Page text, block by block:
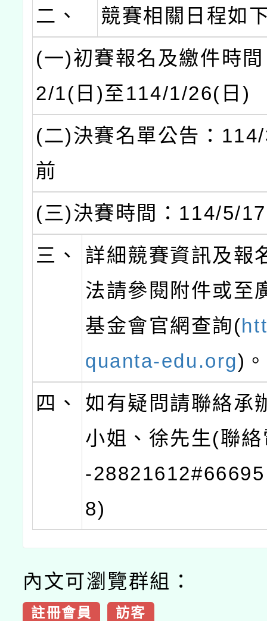
二、
競賽相關日程如
(一)初賽報名及繳件時
2/1(日)至114/1/26(日)
(二)決賽名單公告：
前
(三)決賽時間：114/5/
三、
詳細競賽資訊及報
法請參閱附件或至
基金會官網查詢(
quanta-edu.org)。
四、
如有疑問請聯絡承
小姐、徐先生(聯
-
8)
內文可瀏覽群組：
註冊會員 訪客